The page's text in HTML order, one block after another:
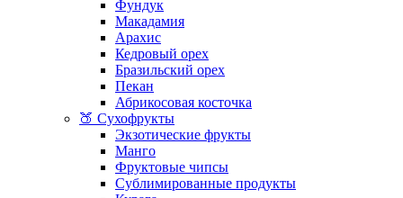
Фундук
Макадамия
Арахис
Кедровый орех
Бразильский орех
Пекан
Абрикосовая косточка
🍑 Сухофрукты
Экзотические фрукты
Манго
Фруктовые чипсы
Сублимированные продукты